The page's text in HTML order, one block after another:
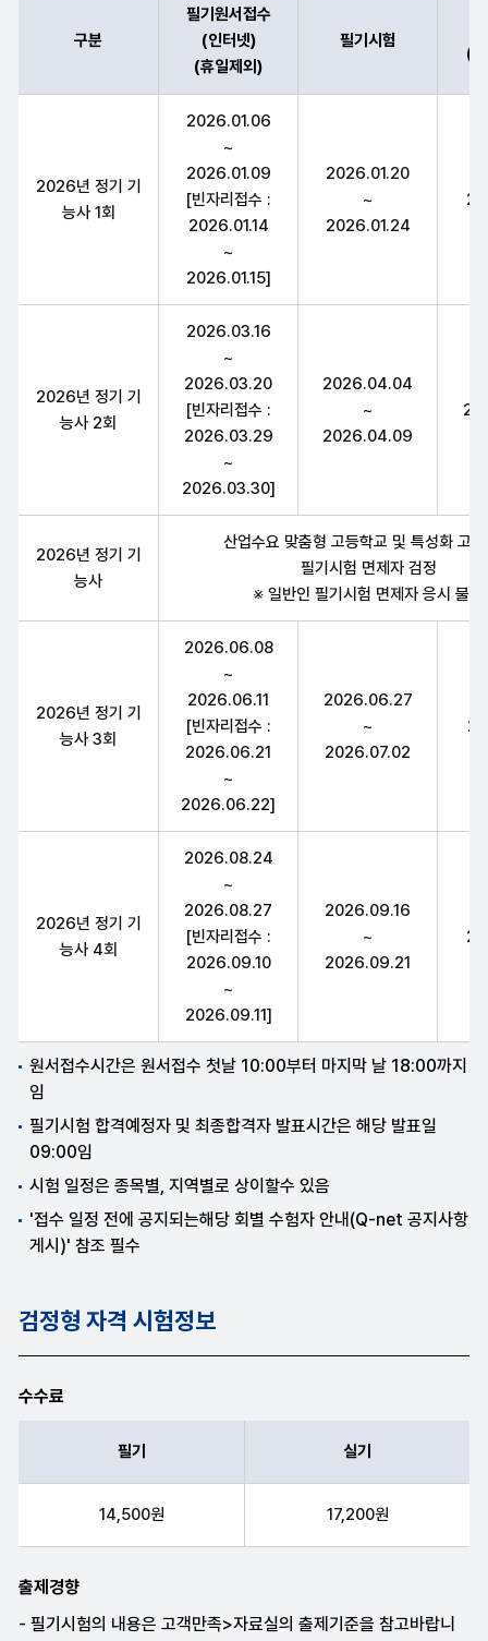
구분
필기원서접수
(인터넷)
(휴일제외)
필기시험
(
2026년 정기 기
능사 1회
2026.01.06
~
2026.01.09
[빈자리접수 :
2026.01.14
~
2026.01.15]
2026.01.20
~
2026.01.24
2026년 정기 기
능사 2회
2026.03.16
~
2026.03.20
[빈자리접수 :
2026.03.29
~
2026.03.30]
2026.04.04
~
2026.04.09
2026년 정기 기
능사
산업수요 맞춤형 고등학교 및 특성화 고
필기시험 면제자 검정
※ 일반인 필기시험 면제자 응시 불가
2026년 정기 기
능사 3회
2026.06.08
~
2026.06.11
[빈자리접수 :
2026.06.21
~
2026.06.22]
2026.06.27
~
2026.07.02
2026년 정기 기
능사 4회
2026.08.24
~
2026.08.27
[빈자리접수 :
2026.09.10
~
2026.09.11]
2026.09.16
~
2026.09.21
원서접수시간은 원서접수 첫날 10:00부터 마지막 날 18:00까지
임
필기시험 합격예정자 및 최종합격자 발표시간은 해당 발표일
09:00임
시험 일정은 종목별, 지역별로 상이할수 있음
'접수 일정 전에 공지되는해당 회별 수험자 안내(Q-net 공지사항
게시)' 참조 필수
검정형 자격 시험정보
수수료
필기 실기
14,500원 17,200원
출제경향